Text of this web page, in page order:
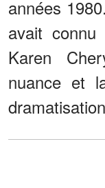
années
avait
Karen
nuance et